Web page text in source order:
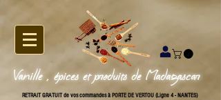
Vanille , épices et produits de Madagascar
RETRAIT GRATUIT de vos commandes à PORTE DE VERTOU (Ligne 4 - NANTES)